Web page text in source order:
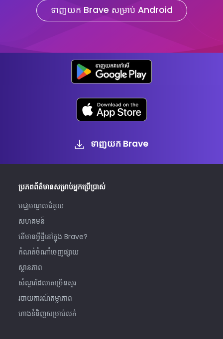
ទាញយក Brave សម្រាប់ Android
ទាញយក Brave
ប្រភពព័ត៌មានសម្រាប់អ្នកប្រើប្រាស់
មជ្ឈមណ្ឌលជំនួយ
សហគមន៍
តើមានអ្វីថ្មីនៅក្នុង Brave?
កំណត់ចំណាំចេញផ្សាយ
ស្ថានភាព
សំណួរដែលគេច្រើនសួរ
របាយការណ៍តម្លាភាព
ហាងទំនិញសម្រាប់លក់